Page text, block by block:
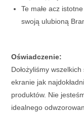
Te małe acz
swoją ulubioną
Oświadczenie:
Dołożyliśmy
ekranie jak
produktów. Nie
idealnego